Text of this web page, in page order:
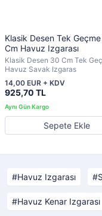
Klasik Desen Tek
Cm Havuz Izgarası
Klasik Desen 30 Cm Tek
Havuz Savak Izgaras
925,70 TL
14,00 EUR + KDV
Sepete Ekle
Havuz Izgarası
Havuz Kenar Izgarası